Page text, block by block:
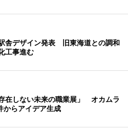
舎デザイン発表 旧東海道との調和
工事進む
在しない未来の職業展」 オカムラ
らアイデア生成